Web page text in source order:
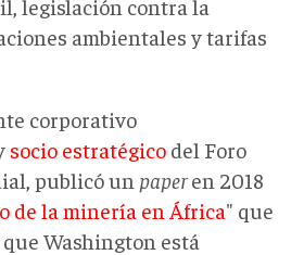
legislación contra la
ambientales y tarifas
corporativo
socio estratégico del Foro
publicó un paperen 2018
de la minería en África" que
Washington está